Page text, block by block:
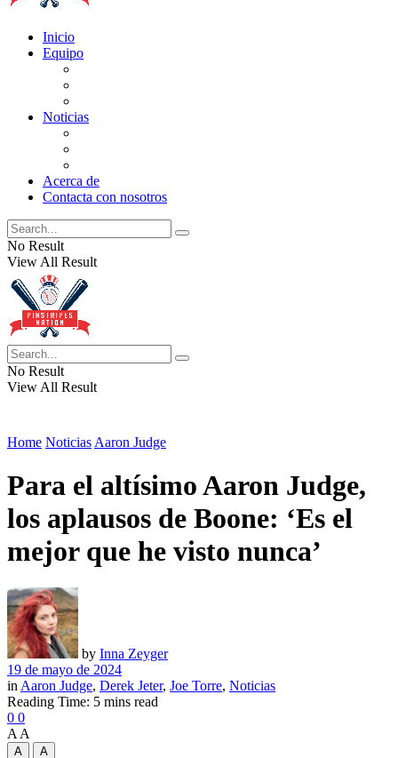
Inicio
Equipo
Noticias
Acerca de
Contacta con nosotros
No Result
View All Result
No Result
View All Result
Home Noticias Aaron Judge
Para el altísimo Aaron Judge,
los aplausos de Boone: ‘Es el
mejor que he visto nunca’
by Inna Zeyger
19 de mayo de 2024
in Aaron Judge, Derek Jeter, Joe Torre, Noticias
Reading Time: 5 mins read
0 0
A A
A
A